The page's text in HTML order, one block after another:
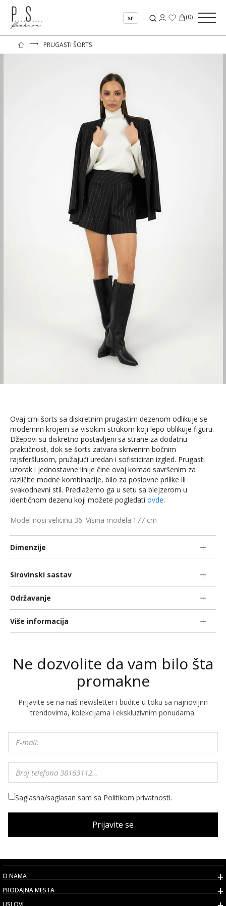
sr (0)
⟶ PRUGASTI ŠORTS
Ovaj crni šorts sa diskretnim prugastim dezenom odlikuje se
modernim krojem sa visokim strukom koji lepo oblikuje figuru.
Džepovi su diskretno postavljeni sa strane za dodatnu
praktičnost, dok se šorts zatvara skrivenim bočnim
rajsferšlusom, pružajući uredan i sofisticiran izgled. Prugasti
uzorak i jednostavne linije čine ovaj komad savršenim za
različite modne kombinacije, bilo za poslovne prilike ili
svakodnevni stil. Predlažemo ga u setu sa blejzerom u
identičnom dezenu koji možete pogledati ovde.
Model nosi velicinu 36. Visina modela:177 cm
Dimenzije
Sirovinski sastav
Održavanje
Više informacija
Ne dozvolite da vam bilo šta
promakne
Prijavite se na naš newsletter i budite u toku sa najnovijim
trendovima, kolekcijama i ekskluzivnim ponudama.
Saglasna/saglasan sam sa Politikom privatnosti.
Prijavite se
O NAMA
PRODAJNA MESTA
USLOVI